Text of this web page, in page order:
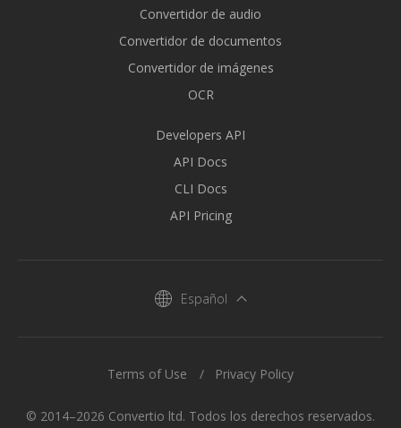
Convertidor de audio
Convertidor de documentos
Convertidor de imágenes
OCR
Developers API
API Docs
CLI Docs
API Pricing
Español
© 2014–2026 Convertio ltd. Todos los derechos reservados.
Terms of Use Privacy Policy